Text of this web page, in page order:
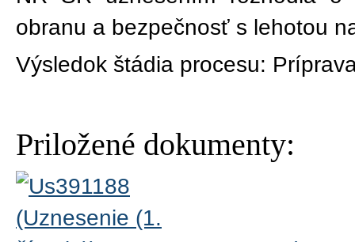
obranu a bezpečnosť s lehotou
Výsledok štádia procesu:
Priložené dokumenty: